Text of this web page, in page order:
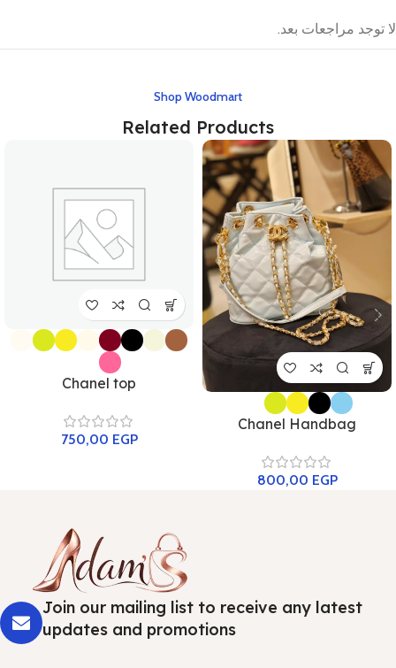
لا توجد مراجعات بعد.
Shop Woodmart
Related Products
Chanel Handbag
800,00 EGP
Chanel top
750,00 EGP
Join our mailing list to receive any latest
updates and promotions